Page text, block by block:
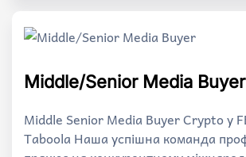
Middle/Senior Media Buyer
Middle Senior Media Buyer Crypto у
Taboola Наша успішна команда